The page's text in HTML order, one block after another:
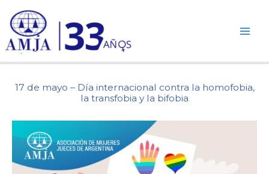
contenido
17 de mayo – Día internacional contra la homofobia,
la transfobia y la bifobia